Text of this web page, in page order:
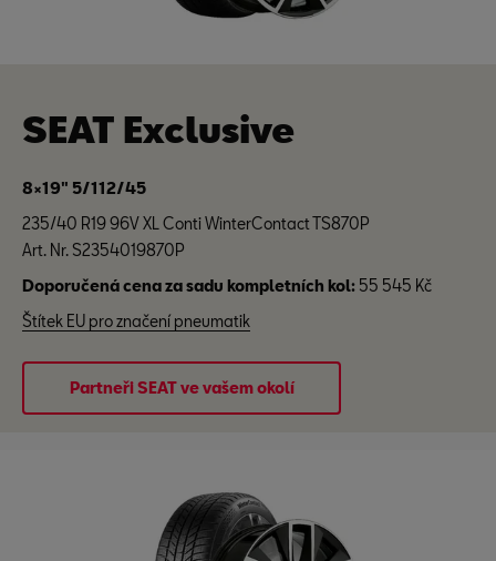
SEAT Exclusive
8×19" 5/112/45
235/40 R19 96V XL Conti WinterContact TS870P
Art. Nr. S2354019870P
Doporučená cena za sadu kompletních kol: 55 545 Kč
Štítek EU pro značení pneumatik
Partneři SEAT ve vašem okolí